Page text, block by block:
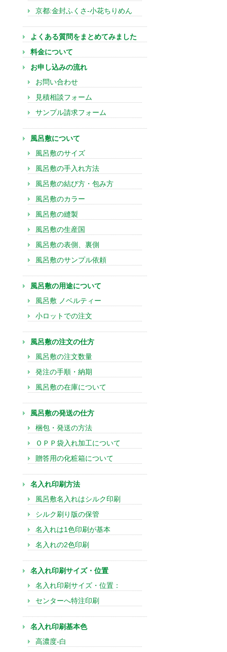
京都:金封ふくさ-小花ちりめん
よくある質問をまとめてみました
料金について
お申し込みの流れ
お問い合わせ
見積相談フォーム
サンプル請求フォーム
風呂敷について
風呂敷のサイズ
風呂敷の手入れ方法
風呂敷の結び方・包み方
風呂敷のカラー
風呂敷の縫製
風呂敷の生産国
風呂敷の表側、裏側
風呂敷のサンプル依頼
風呂敷の用途について
風呂敷 ノベルティー
小ロットでの注文
風呂敷の注文の仕方
風呂敷の注文数量
発注の手順・納期
風呂敷の在庫について
風呂敷の発送の仕方
梱包・発送の方法
ＯＰＰ袋入れ加工について
贈答用の化粧箱について
名入れ印刷方法
風呂敷名入れはシルク印刷
シルク刷り版の保管
名入れは1色印刷が基本
名入れの2色印刷
名入れ印刷サイズ・位置
名入れ印刷サイズ・位置：
センターへ特注印刷
名入れ印刷基本色
高濃度-白